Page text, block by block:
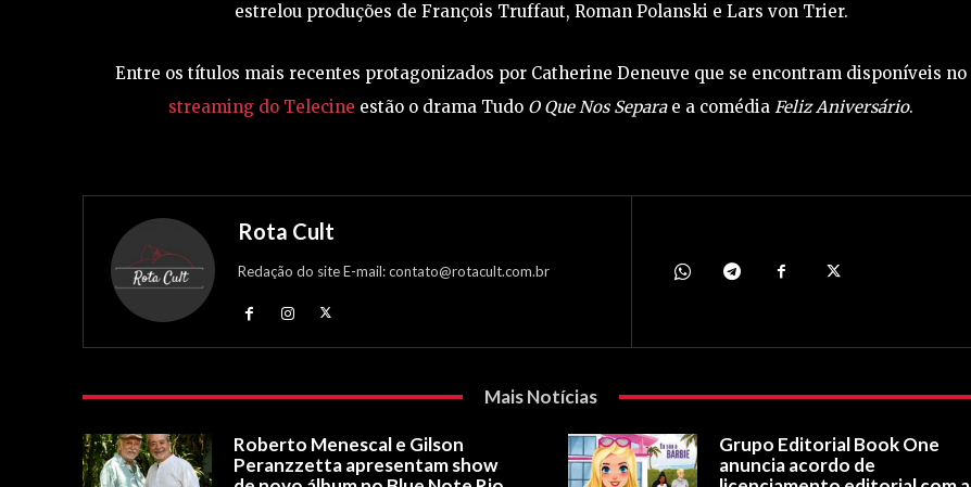
estrelou produções de François Truffaut, Roman Polanski e Lars von Trier.
Entre os títulos mais recentes protagonizados por Catherine Deneuve que se encontram disponíveis no
streaming do Telecine estão o drama Tudo O Que Nos Separae a comédiaFeliz Aniversário.
Rota Cult
Redação do site E-mail: contato@rotacult.com.br
Mais Notícias
Roberto Menescal e Gilson
Peranzzetta apresentam show
Grupo Editorial Book One
anuncia acordo de